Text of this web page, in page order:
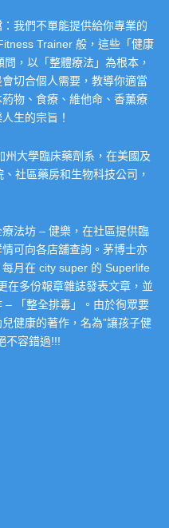
我們不單能提供給你專業的
Trainer 般，這些「健康
，以「整體療法」為根本，
切合個人需要，教導你適當
物、食療、維他命、香薰療
生的宗旨！
大學臨床藥劑系，在美國及
社區藥房和生物科技公司，
法坊 – 健樂，在社區提供臨
可向各店舖查詢。茅博士亦
月在 city super 的 Superlife
在多份報章雜誌發表文章，並
– 「整全排毒」。由於徇眾要
健康的著作，名為”讓孩子健
不容錯過!!!